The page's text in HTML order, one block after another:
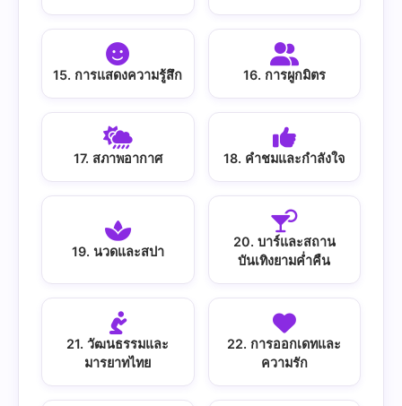
15. การแสดงความรู้สึก 16. การผูกมิตร
17. สภาพอากาศ 18. คำชมและกำลังใจ
19. นวดและสปา
20. บาร์และสถาน
บันเทิงยามค่ำคืน
21. วัฒนธรรมและ
มารยาทไทย
22. การออกเดทและ
ความรัก